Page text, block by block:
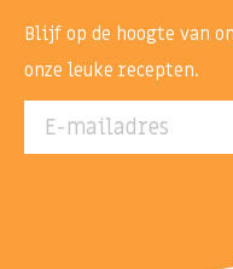
Blijf op de hoogte van
onze leuke recepten.
E-mailadres